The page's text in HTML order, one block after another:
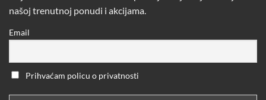
našoj trenutnoj ponudi i akcijama.
Email
Prihvaćam policu o privatnosti